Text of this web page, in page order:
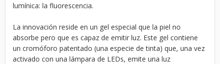
lumínica: la fluorescencia.
La innovación reside en un gel especial que la piel no
absorbe pero que es capaz de emitir luz. Este gel contiene
un cromóforo patentado (una especie de tinta) que, una vez
activado con una lámpara de LEDs, emite una luz